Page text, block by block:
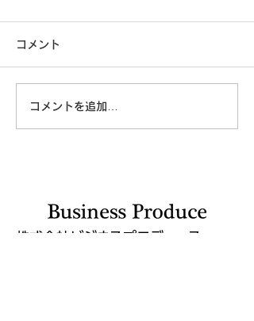
「自分に満足している」
コメント
コメントを追加…
株式会社ビジネスプロデュース